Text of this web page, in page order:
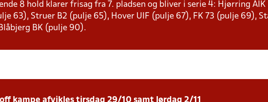
8 hold klarer frisag fra 7. pladsen og bliver i serie 4: Hjørring
63), Struer B2 (pulje 65), Hover UIF (pulje 67), FK 73 (pulje 69),
BK (pulje 90).
kampe afvikles tirsdag 29/10 samt lørdag 2/11